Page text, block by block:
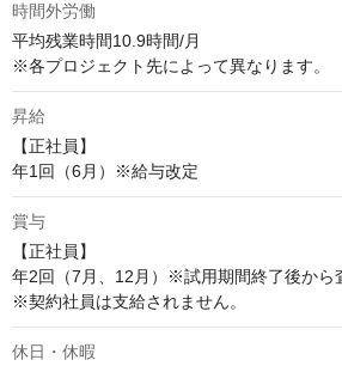
時間外労働
平均残業時間10.9時間/月
※各プロジェクト先によって異なります。
昇給
【正社員】
年1回（6月）※給与改定
賞与
【正社員】
年2回（7月、12月）※試用期間終了後から
※契約社員は支給されません。
休日・休暇